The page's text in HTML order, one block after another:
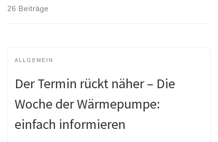
26 Beiträge
ALLGEMEIN
Der Termin rückt näher – Die
Woche der Wärmepumpe:
einfach informieren